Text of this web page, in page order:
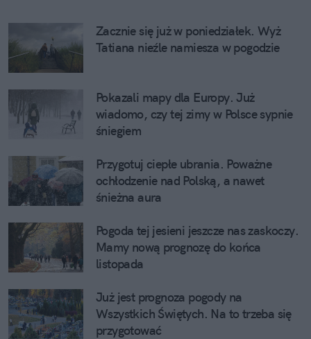
Zacznie się już w poniedziałek. Wyż
Tatiana nieźle namiesza w pogodzie
Pokazali mapy dla Europy. Już
wiadomo, czy tej zimy w Polsce sypnie
śniegiem
Przygotuj ciepłe ubrania. Poważne
ochłodzenie nad Polską, a nawet
śnieżna aura
Pogoda tej jesieni jeszcze nas zaskoczy.
Mamy nową prognozę do końca
listopada
Już jest prognoza pogody na
Wszystkich Świętych. Na to trzeba się
przygotować